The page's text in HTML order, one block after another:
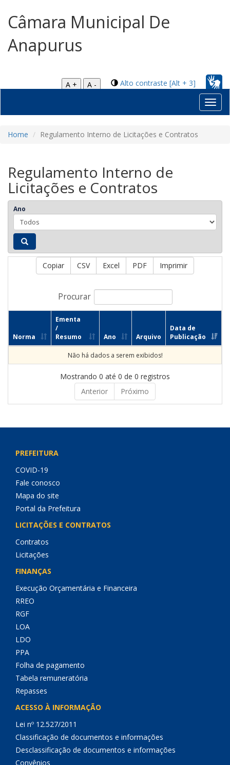
Câmara Municipal De
Anapurus
Alto contraste [Alt + 3]
A +
A -
Home Regulamento Interno de Licitações e Contratos
Regulamento Interno de
Licitações e Contratos
Ano
Copiar CSV Excel PDF Imprimir
Procurar
Norma
Ementa
/
Resumo
Ano Arquivo
Data de
Publicação
Não há dados a serem exibidos!
Mostrando 0 até 0 de 0 registros
Anterior
Próximo
PREFEITURA
COVID-19
Fale conosco
Mapa do site
Portal da Prefeitura
LICITAÇÕES E CONTRATOS
Contratos
Licitações
FINANÇAS
Execução Orçamentária e Financeira
RREO
RGF
LOA
LDO
PPA
Folha de pagamento
Tabela remuneratória
Repasses
ACESSO À INFORMAÇÃO
Lei nº 12.527/2011
Classificação de documentos e informações
Desclassificação de documentos e informações
Convênios